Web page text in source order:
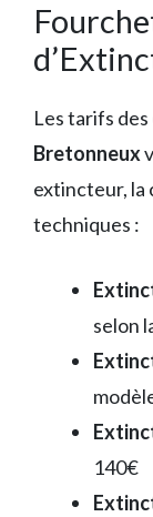
Les tarifs des
Bretonneux
extincteur, la
techniques :
selon
140€